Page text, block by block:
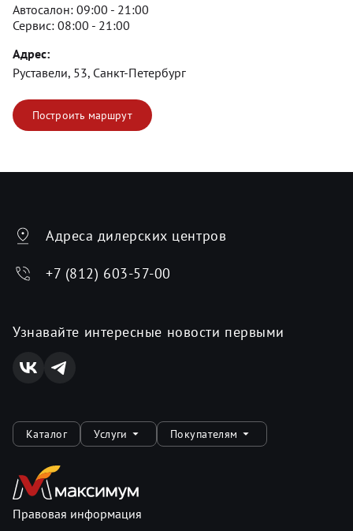
Автосалон: 09:00 - 21:00
Сервис: 08:00 - 21:00
Адрес:
Руставели, 53, Санкт-Петербург
Построить маршрут
Адреса дилерских центров
+7 (812) 603-57-00
Узнавайте интересные новости первыми
Каталог Услуги Покупателям
Правовая информация